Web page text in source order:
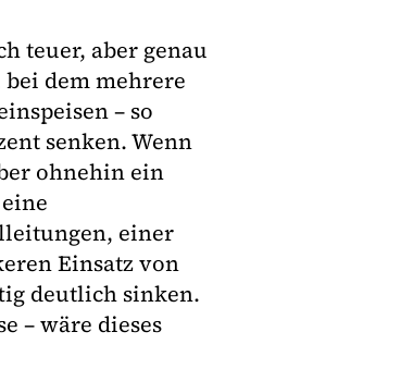
teuer, aber genau
dem mehrere
– so
senken. Wenn
ohnehin ein
einer
Einsatz von
deutlich sinken.
– wäre dieses